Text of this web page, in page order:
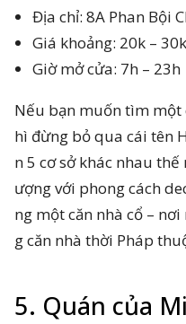
Địa chỉ: 8A Phan Bội
Giá khoảng: 20k – 30k
Giờ mở cửa: 7h – 23h
Nếu bạn muốn tìm một
hì đừng bỏ qua cái tên
n 5 cơ sở khác nhau
ượng với phong cách
ng một căn nhà cổ –
g căn nhà thời Pháp
5. Quán của